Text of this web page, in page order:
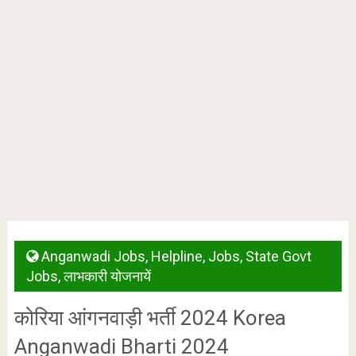
Anganwadi Jobs, Helpline, Jobs, State Govt
Jobs,लाभकारी योजनायें
कोरिया आंगनवाड़ी भर्ती 2024 Korea
Anganwadi Bharti 2024